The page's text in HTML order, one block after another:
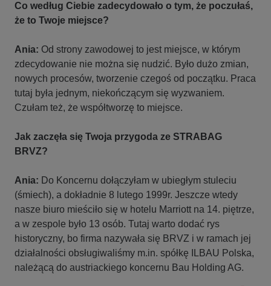
Co według Ciebie zadecydowało o tym, że poczułaś,
że to Twoje miejsce?
Ania: Od strony zawodowej to jest miejsce, w którym
zdecydowanie nie można się nudzić. Było dużo zmian,
nowych procesów, tworzenie czegoś od początku. Praca
tutaj była jednym, niekończącym się wyzwaniem.
Czułam też, że współtworzę to miejsce.
Jak zaczęła się Twoja przygoda ze STRABAG
BRVZ?
Ania: Do Koncernu dołączyłam w ubiegłym stuleciu
(śmiech), a dokładnie 8 lutego 1999r. Jeszcze wtedy
nasze biuro mieściło się w hotelu Marriott na 14. piętrze,
a w zespole było 13 osób. Tutaj warto dodać rys
historyczny, bo firma nazywała się BRVZ i w ramach jej
działalności obsługiwaliśmy m.in. spółkę ILBAU Polska,
należącą do austriackiego koncernu Bau Holding AG.